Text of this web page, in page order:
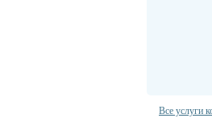
Все услуги